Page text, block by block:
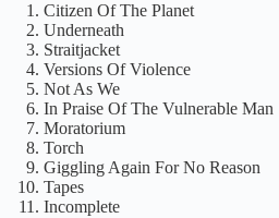
Citizen Of The Planet
Underneath
Straitjacket
Versions Of Violence
Not As We
In Praise Of The Vulnerable Man
Moratorium
Torch
Giggling Again For No Reason
Tapes
Incomplete